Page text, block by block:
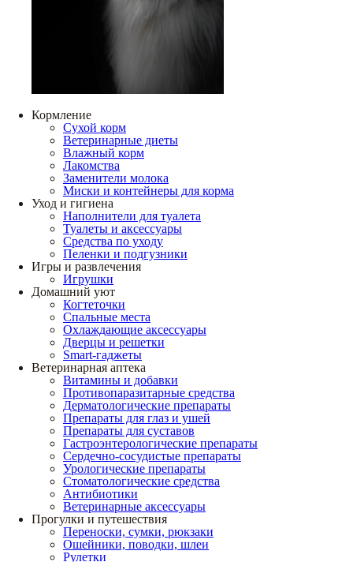
Кормление
Сухой корм
Ветеринарные диеты
Влажный корм
Лакомства
Заменители молока
Миски и контейнеры для корма
Уход и гигиена
Наполнители для туалета
Туалеты и аксессуары
Средства по уходу
Пеленки и подгузники
Игры и развлечения
Игрушки
Домашний уют
Когтеточки
Спальные места
Охлаждающие аксессуары
Дверцы и решетки
Smart-гаджеты
Ветеринарная аптека
Витамины и добавки
Противопаразитарные средства
Дерматологические препараты
Препараты для глаз и ушей
Препараты для суставов
Гастроэнтерологические препараты
Сердечно-сосудистые препараты
Урологические препараты
Стоматологические средства
Антибиотики
Ветеринарные аксессуары
Прогулки и путешествия
Переноски, сумки, рюкзаки
Ошейники, поводки, шлеи
Рулетки